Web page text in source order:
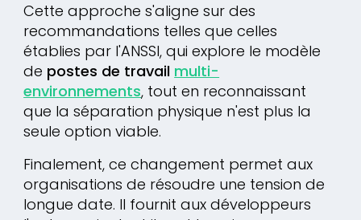
Cette approche s'aligne sur des
recommandations telles que celles
établies par l'ANSSI, qui explore le modèle
de postes de travail multi-
environnements, tout en reconnaissant
que la séparation physique n'est plus la
seule option viable.
Finalement, ce changement permet aux
organisations de résoudre une tension de
longue date. Il fournit aux développeurs